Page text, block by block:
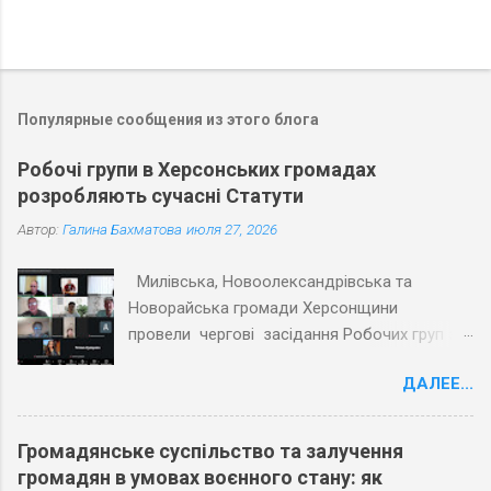
Популярные сообщения из этого блога
Робочі групи в Херсонських громадах
розробляють сучасні Статути
Автор: Галина Бахматова июля 27, 2026
Милівська, Новоолександрівська та
Новорайська громади Херсонщини
провели чергові засідання Робочих груп з
політичних і соціальних досліджень
(ПЦПСД) та з активістами громад, які
увійшли до Робочих груп з розробки
Статутів. Під час планових засідань
ДАЛЕЕ...
Громадянське суспільство та залучення
громадян в умовах воєнного стану: як